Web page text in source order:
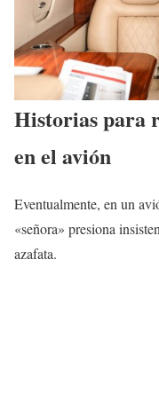
Historias para
en el avión
Eventualmente, en un
«señora» presiona
azafata.